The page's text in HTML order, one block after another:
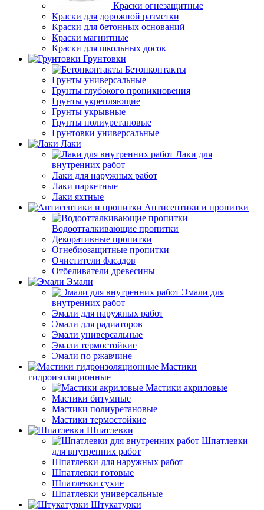
Краски огнезащитные
Краски для дорожной разметки
Краски для бетонных оснований
Краски магнитные
Краски для школьных досок
Грунтовки
Бетонконтакты
Грунты универсальные
Грунты глубокого проникновения
Грунты укрепляющие
Грунты укрывные
Грунты полиуретановые
Грунтовки универсальные
Лаки
Лаки для
внутренних работ
Лаки для наружных работ
Лаки паркетные
Лаки яхтные
Антисептики и пропитки
Водоотталкивающие пропитки
Декоративные пропитки
Огнебиозащитные пропитки
Очистители фасадов
Отбеливатели древесины
Эмали
Эмали для
внутренних работ
Эмали для наружных работ
Эмали для радиаторов
Эмали универсальные
Эмали термостойкие
Эмали по ржавчине
Мастики
гидроизоляционные
Мастики акриловые
Мастики битумные
Мастики полиуретановые
Мастики термостойкие
Шпатлевки
Шпатлевки
для внутренних работ
Шпатлевки для наружных работ
Шпатлевки готовые
Шпатлевки сухие
Шпатлевки универсальные
Штукатурки